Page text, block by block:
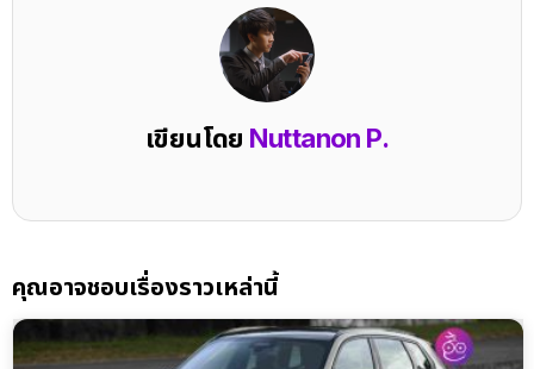
เขียนโดย Nuttanon P.
คุณอาจชอบเรื่องราวเหล่านี้